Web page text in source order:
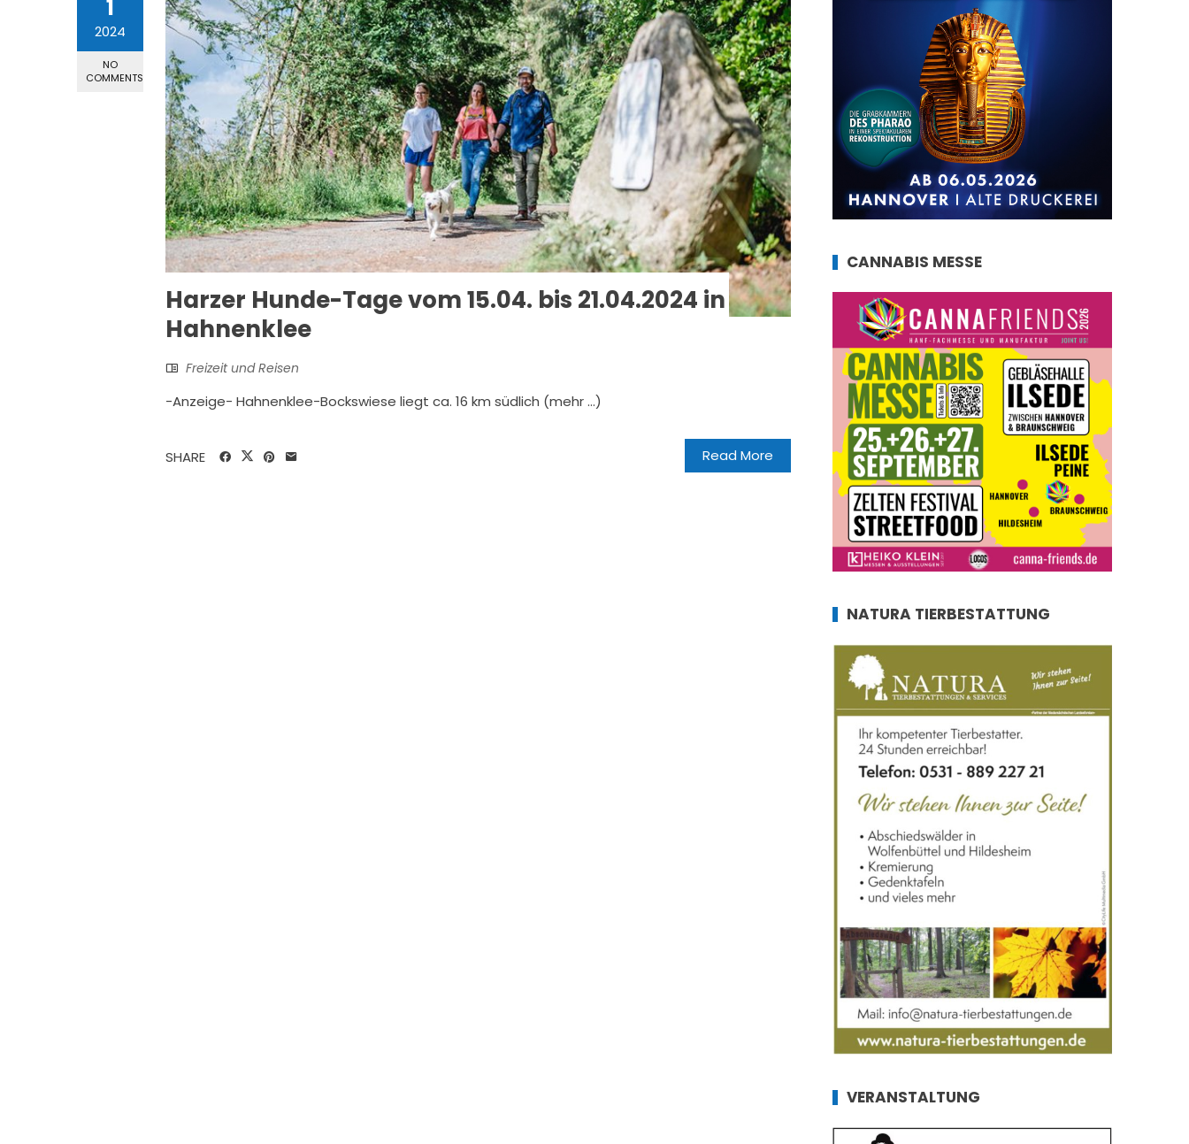
1
2024
NO
COMMENTS
Harzer Hunde-Tage vom 15.04. bis 21.04.2024 in
Hahnenklee
Freizeit und Reisen
-Anzeige- Hahnenklee-Bockswiese liegt ca. 16 km südlich (mehr …)
Read More
SHARE
CANNABIS MESSE
NATURA TIERBESTATTUNG
VERANSTALTUNG